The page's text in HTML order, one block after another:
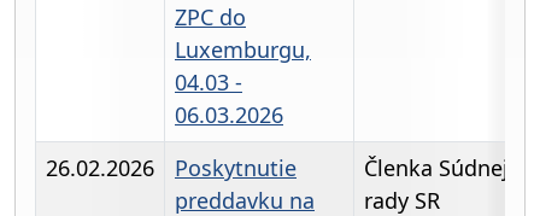
ZPC do
Luxemburgu,
04.03 -
06.03.2026
26.02.2026
Poskytnutie
preddavku na
Členka Súdnej
rady SR